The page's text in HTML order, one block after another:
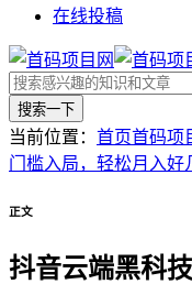
在线投稿
搜索一下
当前位置： 首页首码项
门槛入局，轻松月入好
正文
抖音云端黑科